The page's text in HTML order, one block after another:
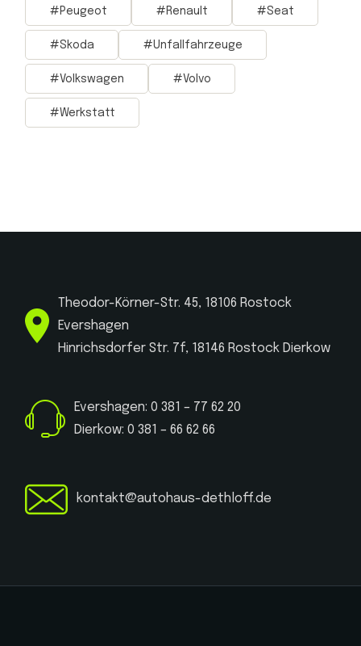
Peugeot Renault Seat
Skoda Unfallfahrzeuge
Volkswagen Volvo
Werkstatt
Theodor-Körner-Str. 45, 18106 Rostock
Evershagen
Hinrichsdorfer Str. 7f, 18146 Rostock Dierkow
Evershagen: 0 381 – 77 62 20
Dierkow: 0 381 – 66 62 66
kontakt@autohaus-dethloff.de